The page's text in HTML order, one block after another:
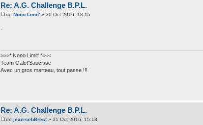
Re: A.G. Challenge B.P.L.
de Nono Limit' » 30 Oct 2016, 18:15
.
>>>* Nono Limit' *<<<
Team Galet'Saucisse
Avec un gros marteau, tout passe !!!
Re: A.G. Challenge B.P.L.
de jean-sebBrest» 31 Oct 2016, 15:18